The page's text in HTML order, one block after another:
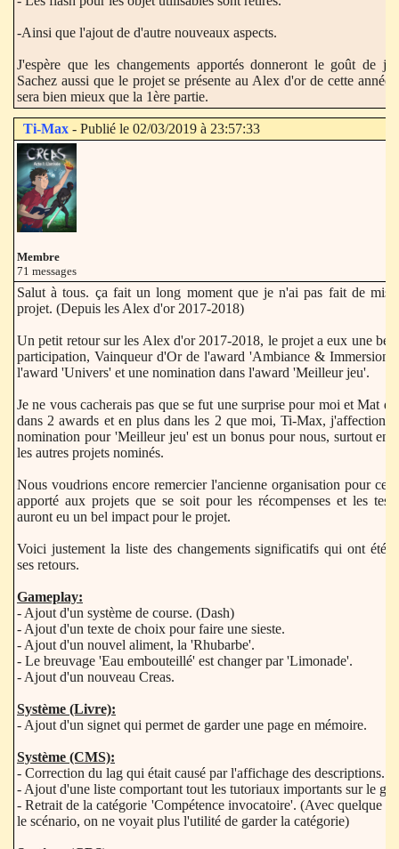
-Ainsi que l'ajout de d'autre nouveaux aspects.
J'espère que les changements apportés donneront le goût de
Sachez aussi que le projet se présente au Alex d'or de cette année
sera bien mieux que la 1ère partie.
Ti-Max - Publié le 02/03/2019 à 23:57:33
Membre
71 messages
Salut à tous. ça fait un long moment que je n'ai pas fait de
projet. (Depuis les Alex d'or 2017-2018)
Un petit retour sur les Alex d'or 2017-2018, le projet a eux une
participation, Vainqueur d'Or de l'award 'Ambiance & Immersion',
l'award 'Univers' et une nomination dans l'award 'Meilleur jeu'.
Je ne vous cacherais pas que se fut une surprise pour moi et Mat
dans 2 awards et en plus dans les 2 que moi, Ti-Max,
nomination pour 'Meilleur jeu' est un bonus pour nous, surtout en
les autres projets nominés.
Nous voudrions encore remercier l'ancienne organisation pour ce
apporté aux projets que se soit pour les récompenses et les
auront eu un bel impact pour le projet.
Voici justement la liste des changements significatifs qui ont été
ses retours.
Gameplay:
- Ajout d'un système de course. (Dash)
- Ajout d'un texte de choix pour faire une sieste.
- Ajout d'un nouvel aliment, la 'Rhubarbe'.
- Le breuvage 'Eau embouteillé' est changer par 'Limonade'.
- Ajout d'un nouveau Creas.
Système (Livre):
- Ajout d'un signet qui permet de garder une page en mémoire.
Système (CMS):
- Correction du lag qui était causé par l'affichage des descriptions.
- Ajout d'une liste comportant tout les tutoriaux importants sur le
- Retrait de la catégorie 'Compétence invocatoire'. (Avec quelque
le scénario, on ne voyait plus l'utilité de garder la catégorie)